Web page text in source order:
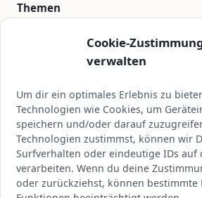
Cookie-
verwalten
Um dir ein optimales Erlebnis zu
Technologien wie Cookies, um
speichern und/oder darauf
Technologien zustimmst, können wir
Surfverhalten oder eindeutige IDs auf
verarbeiten. Wenn du deine
oder zurückziehst, können bestimmte
Themen
Tutorials
Kontakt
kontakt@cadsoft.de